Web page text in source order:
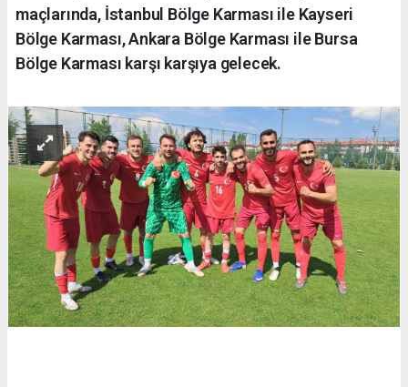
maçlarında, İstanbul Bölge Karması ile Kayseri
Bölge Karması, Ankara Bölge Karması ile Bursa
Bölge Karması karşı karşıya gelecek.